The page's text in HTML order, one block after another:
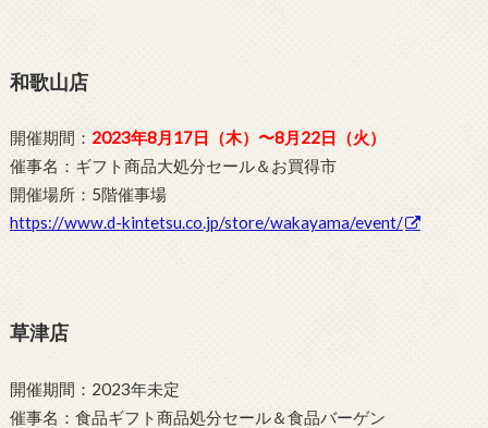
和歌山店
開催期間： 2023年8月17日（木）〜8月22日（火）
催事名：ギフト商品大処分セール＆お買得市
開催場所：5階催事場
https://www.d-kintetsu.co.jp/store/wakayama/event/
草津店
開催期間：2023年未定
催事名：食品ギフト商品処分セール＆食品バーゲン